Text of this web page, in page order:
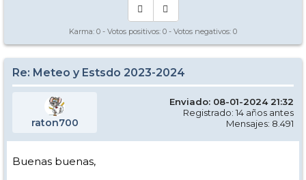
Karma: 0 - Votos positivos: 0 - Votos negativos: 0
Re: Meteo y Estsdo 2023-2024
raton700
Enviado: 08-01-2024 21:32
Registrado: 14 años antes
Mensajes: 8.491
Buenas buenas,